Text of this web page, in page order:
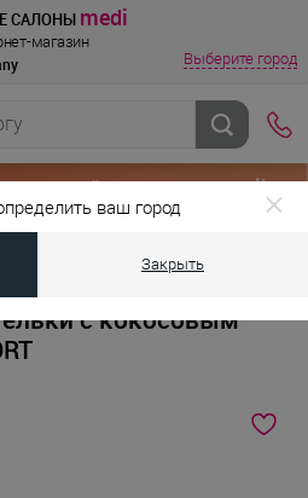
ваш город
Закрыть
САЛОНЫ medi
магазин
Выберите город
Ортопедические стельки при
с кокосовым